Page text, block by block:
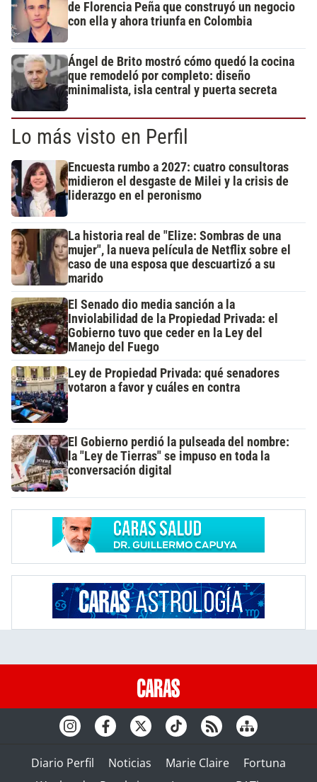
de Florencia Peña que construyó un negocio
con ella y ahora triunfa en Colombia
Ángel de Brito mostró cómo quedó la cocina
que remodeló por completo: diseño
minimalista, isla central y puerta secreta
Lo más visto en Perfil
Encuesta rumbo a 2027: cuatro consultoras
midieron el desgaste de Milei y la crisis de
liderazgo en el peronismo
La historia real de "Elize: Sombras de una
mujer", la nueva película de Netflix sobre el
caso de una esposa que descuartizó a su
marido
El Senado dio media sanción a la
Inviolabilidad de la Propiedad Privada: el
Gobierno tuvo que ceder en la Ley del
Manejo del Fuego
Ley de Propiedad Privada: qué senadores
votaron a favor y cuáles en contra
El Gobierno perdió la pulseada del nombre:
la "Ley de Tierras" se impuso en toda la
conversación digital
Diario Perfil Noticias Marie Claire
Fortuna